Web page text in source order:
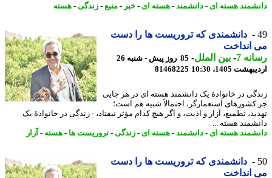
هسته ای- دانشمند-هسته ای- خبر-منبع -زندگی-هسته
دانشمندی که تروریست ها را دست
انداخت
7
-بین الملل-
85 روز پیش - شنبه 26
1405، 10:30
81468225
در خانوادهٔ یک دانشمند هسته ای در هر جایی
استعمارگر، احتمالاً شبیه هم است؛
تطمیع، آزار و اذیت، و اگر هیچ کدام مؤثر نیفتاد، - زندگی در خانوادهٔ یک
هسته ...
هسته ای- دانشمند-هسته ای- زندگی-تروریست ها- هسته-آزار
دانشمندی که تروریست ها را دست
انداخت